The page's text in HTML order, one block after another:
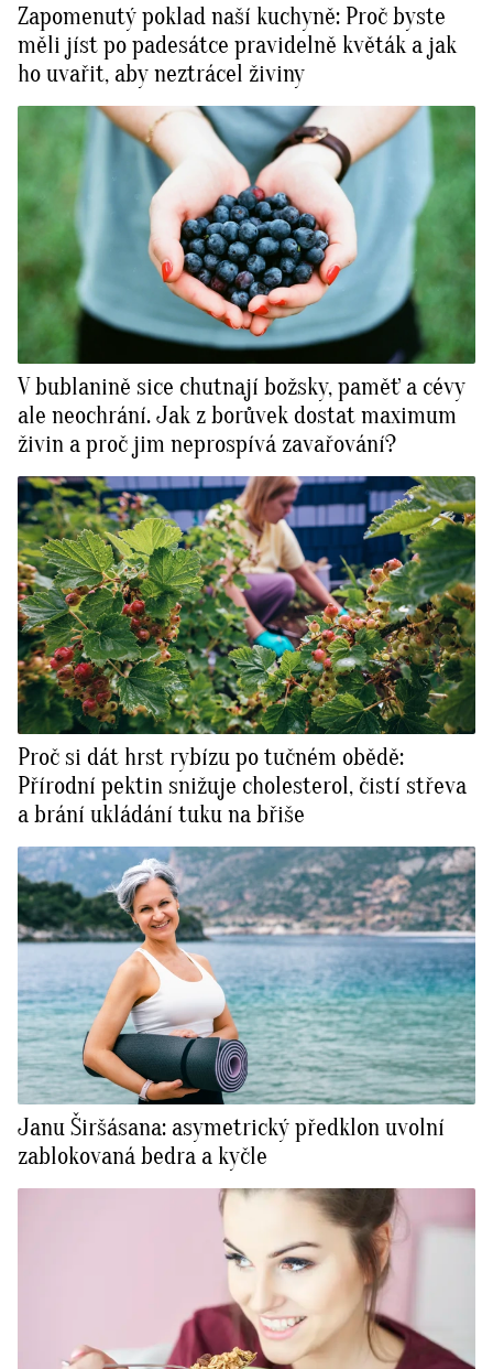
Zapomenutý poklad naší kuchyně: Proč byste
měli jíst po padesátce pravidelně květák a jak
ho uvařit, aby neztrácel živiny
V bublanině sice chutnají božsky, paměť a cévy
ale neochrání. Jak z borůvek dostat maximum
živin a proč jim neprospívá zavařování?
Proč si dát hrst rybízu po tučném obědě:
Přírodní pektin snižuje cholesterol, čistí střeva
a brání ukládání tuku na břiše
Janu Širšásana: asymetrický předklon uvolní
zablokovaná bedra a kyčle